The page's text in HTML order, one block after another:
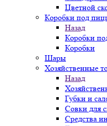
Цветной
Коробки под
Назад
Коробки
Коробки
Шары
Хозяйственные
Назад
Губки и
Совки для
Средства